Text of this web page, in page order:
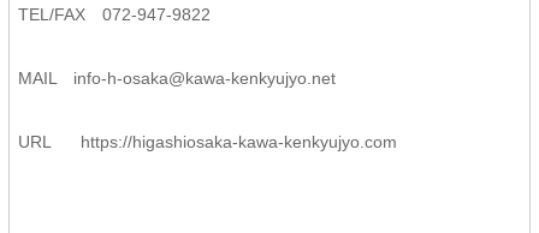
TEL/FAX 072-947-9822
MAIL info-h-osaka@kawa-kenkyujyo. net
URL https://higashiosaka-kawa-kenkyujyo.com